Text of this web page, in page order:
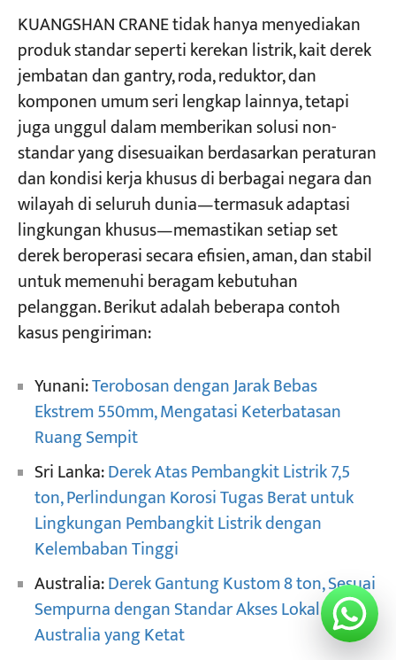
KUANGSHAN CRANE tidak hanya menyediakan
produk standar seperti kerekan listrik, kait derek
jembatan dan gantry, roda, reduktor, dan
komponen umum seri lengkap lainnya, tetapi
juga unggul dalam memberikan solusi non-
standar yang disesuaikan berdasarkan peraturan
dan kondisi kerja khusus di berbagai negara dan
wilayah di seluruh dunia—termasuk adaptasi
lingkungan khusus—memastikan setiap set
derek beroperasi secara efisien, aman, dan stabil
untuk memenuhi beragam kebutuhan
pelanggan. Berikut adalah beberapa contoh
kasus pengiriman:
Yunani:Terobosan dengan Jarak Bebas
Ekstrem 550mm, Mengatasi Keterbatasan
Ruang Sempit
Sri Lanka:Derek Atas Pembangkit Listrik 7,5
ton, Perlindungan Korosi Tugas Berat untuk
Lingkungan Pembangkit Listrik dengan
Kelembaban Tinggi
Australia:Derek Gantung Kustom 8 ton, Sesuai
Sempurna dengan Standar Akses Lokal
Australia yang Ketat